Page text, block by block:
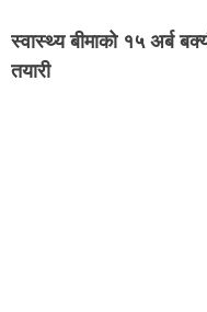
स्वास्थ्य बीमाको १५ अर्ब
तयारी